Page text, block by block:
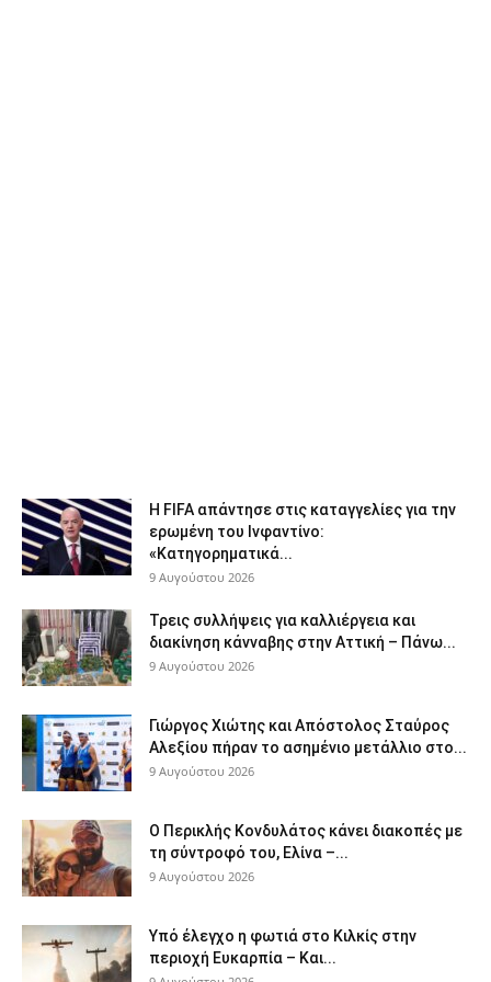
Η FIFA απάντησε στις καταγγελίες για την
ερωμένη του Ινφαντίνο:
«Κατηγορηματικά...
9 Αυγούστου 2026
Τρεις συλλήψεις για καλλιέργεια και
διακίνηση κάνναβης στην Αττική – Πάνω...
9 Αυγούστου 2026
Γιώργος Χιώτης και Απόστολος Σταύρος
Αλεξίου πήραν το ασημένιο μετάλλιο στο...
9 Αυγούστου 2026
Ο Περικλής Κονδυλάτος κάνει διακοπές με
τη σύντροφό του, Ελίνα –...
9 Αυγούστου 2026
Υπό έλεγχο η φωτιά στο Κιλκίς στην
περιοχή Ευκαρπία – Και...